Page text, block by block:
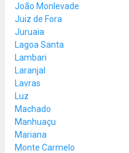
João Monlevade
Juiz de Fora
Juruaia
Lagoa Santa
Lambari
Laranjal
Lavras
Luz
Machado
Manhuaçu
Mariana
Monte Carmelo